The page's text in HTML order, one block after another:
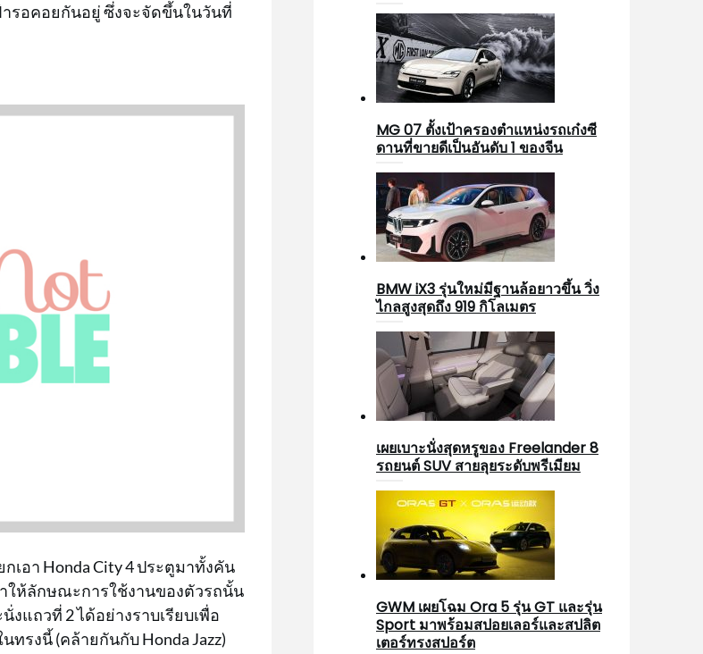
รอคอยกันอยู่ ซึ่งจะจัดขึ้นในวันที่
อา Honda City 4 ประตูมาทั้งคัน
ให้ลักษณะการใช้งานของตัวรถนั้น
แถวที่ 2 ได้อย่างราบเรียบเพื่อ
รงนี้ (คล้ายกันกับ Honda Jazz)
MG 07 ตั้งเป้าครองตำแหน่งรถเก๋งซี
ดานที่ขายดีเป็นอันดับ 1 ของจีน
BMW iX3 รุ่นใหม่มีฐานล้อยาวขึ้น วิ่ง
ไกลสูงสุดถึง 919 กิโลเมตร
เผยเบาะนั่งสุดหรูของ Freelander 8
รถยนต์ SUV สายลุยระดับพรีเมียม
GWM เผยโฉม Ora 5 รุ่น GT และรุ่น
Sport มาพร้อมสปอยเลอร์และสปลิต
เตอร์ทรงสปอร์ต